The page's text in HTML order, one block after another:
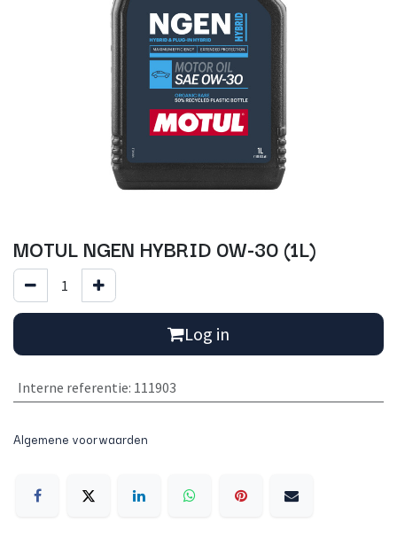
MOTUL NGEN HYBRID 0W-30 (1L)
Log in
Interne referentie: 111903
Algemene voorwaarden